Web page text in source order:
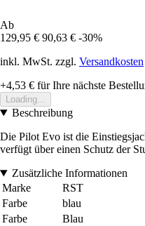
Ab
129,95 € 90,63 € -30%
inkl. MwSt. zzgl. Versandkosten
+4,53 € für Ihre nächste
Loading...
Beschreibung
Die Pilot Evo ist die
verfügt über einen Schutz der
Zusätzliche Informationen
Marke
RST
Farbe
blau
Farbe
Blau